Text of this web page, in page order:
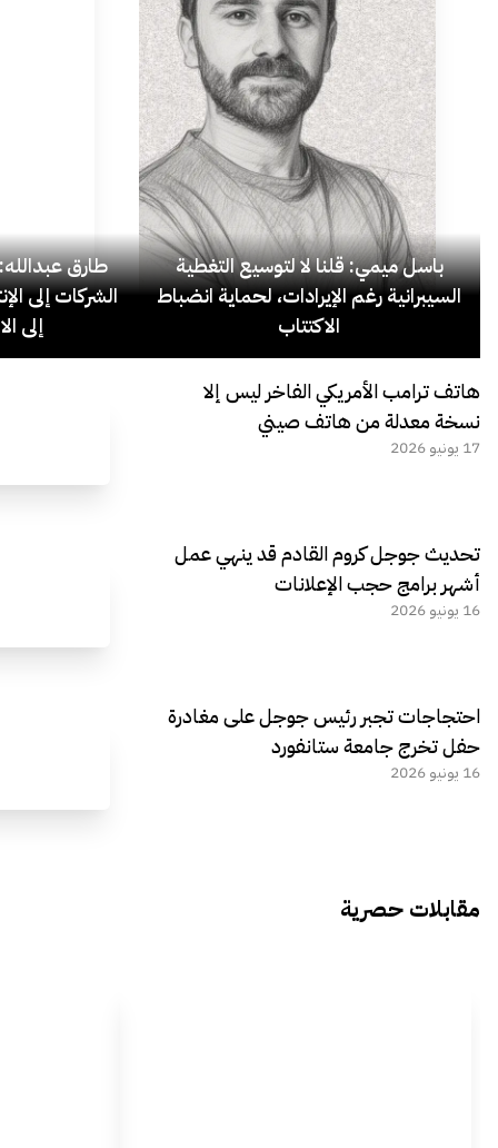
باسل ميمي: قلنا لا لتوسيع التغطية
السيبرانية رغم الإيرادات، لحماية انضباط
الاكتتاب
الشركات إلى
إلى
هاتف ترامب الأمريكي الفاخر ليس إلا
نسخة معدلة من هاتف صيني
17 يونيو 2026
تحديث جوجل كروم القادم قد ينهي عمل
أشهر برامج حجب الإعلانات
16 يونيو 2026
احتجاجات تجبر رئيس جوجل على مغادرة
حفل تخرج جامعة ستانفورد
16 يونيو 2026
مقابلات حصرية